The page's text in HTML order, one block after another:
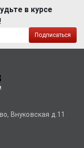
в курсе
Подписаться
Внуковская д.11